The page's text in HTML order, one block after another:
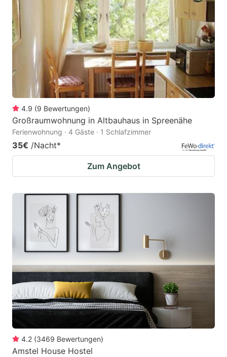
4.9 (9 Bewertungen)
Großraumwohnung in Altbauhaus in Spreenähe
Ferienwohnung · 4 Gäste · 1 Schlafzimmer
35€ /Nacht*
Zum Angebot
4.2 (3469 Bewertungen)
Amstel House Hostel